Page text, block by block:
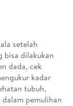
setelah
bisa dilakukan
dada, cek
kadar
tubuh,
pemulihan